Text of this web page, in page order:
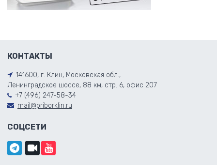
КОНТАКТЫ
141600, г. Клин, Московская обл.,
Ленинградское шоссе, 88 км, стр. 6, офис 207
+7 (496) 247-58-34
mail@priborklin.ru
СОЦСЕТИ